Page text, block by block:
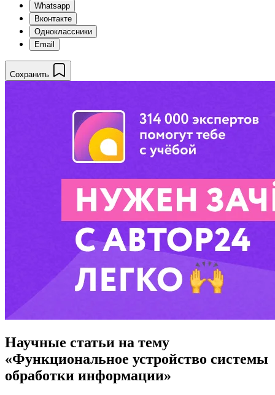
Whatsapp
Вконтакте
Одноклассники
Email
Сохранить
Научные статьи на тему
«Функциональное устройство системы
обработки информации»